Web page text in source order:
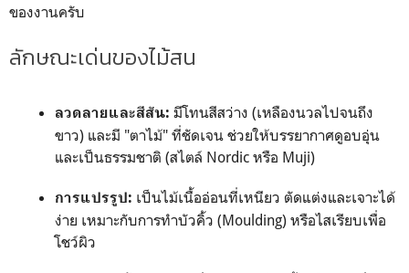
ของงานครับ
ลักษณะเด่นของไม้สน
ลวดลายและสีสัน: มีโทนสีสว่าง (เหลืองนวลไปจนถึง
ขาว) และมี "ตาไม้" ที่ชัดเจน ช่วยให้บรรยากาศดูอบอุ่น
และเป็นธรรมชาติ (สไตล์ Nordic หรือ Muji)
การแปรรูป: เป็นไม้เนื้ออ่อนที่เหนียว ตัดแต่งและเจาะได้
ง่าย เหมาะกับการทำบัวคิ้ว (Moulding) หรือไสเรียบเพื่อ
โชว์ผิว